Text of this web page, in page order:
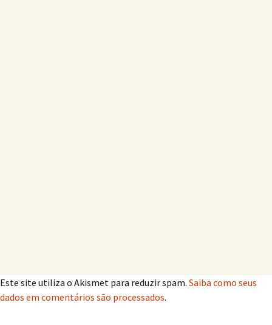
Este site utiliza o Akismet para reduzir spam. Saiba como seus
dados em comentários são processados.